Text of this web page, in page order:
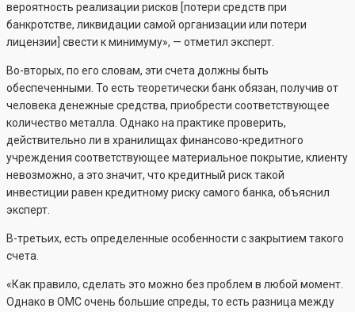
вероятность реализации рисков [потери средств при
банкротстве, ликвидации самой организации или потери
лицензии] свести к минимуму», — отметил эксперт.
Во-вторых, по его словам, эти счета должны быть
обеспеченными. То есть теоретически банк обязан, получив от
человека денежные средства, приобрести соответствующее
количество металла. Однако на практике проверить,
действительно ли в хранилищах финансово-кредитного
учреждения соответствующее материальное покрытие, клиенту
невозможно, а это значит, что кредитный риск такой
инвестиции равен кредитному риску самого банка, объяснил
эксперт.
В-третьих, есть определенные особенности с закрытием такого
счета.
«Как правило, сделать это можно без проблем в любой момент.
Однако в ОМС очень большие спреды, то есть разница между